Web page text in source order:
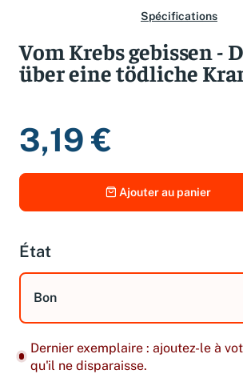
Spécifications
Vom Krebs gebissen -
über eine tödliche
3,19 €
Ajouter au panier
État
Bon
Dernier exemplaire : ajoutez-le à
qu'il ne disparaisse.